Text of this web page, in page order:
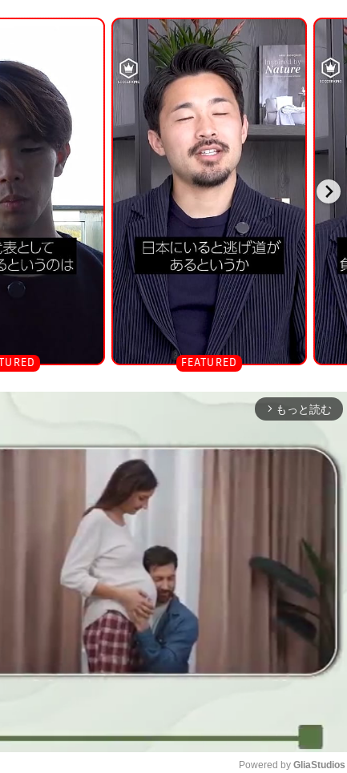
arrow_forward_ios もっと読む
Powered by GliaStudios